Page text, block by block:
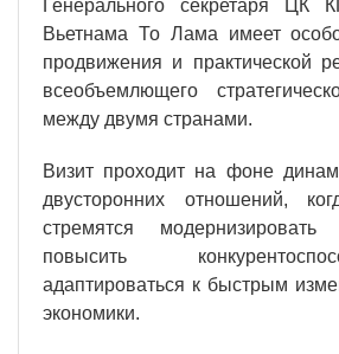
Генерального секретаря ЦК
Вьетнама То Лама имеет
продвижения и практической
всеобъемлющего
между двумя странами.
Визит проходит на фоне
двусторонних отношений,
стремятся
повысить
адаптироваться к быстрым
экономики.